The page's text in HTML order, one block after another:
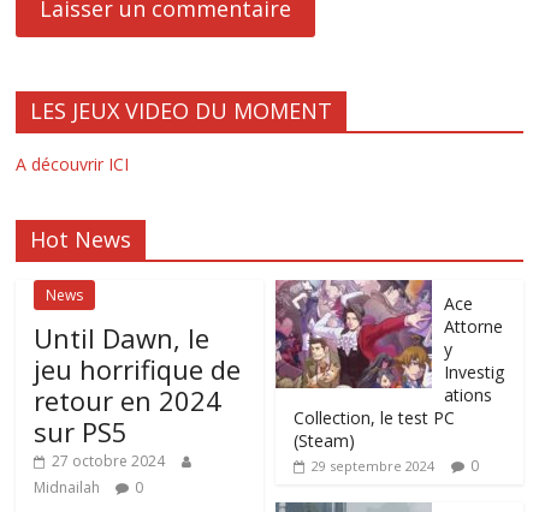
LES JEUX VIDEO DU MOMENT
A découvrir ICI
Hot News
News
Until Dawn, le
jeu horrifique de
retour en 2024
sur PS5
27 octobre 2024
Midnailah
0
Ace
Attorne
y
Investig
ations
Collection, le test PC
(Steam)
29 septembre 2024 0